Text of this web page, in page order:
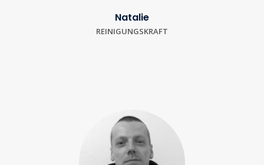
Natalie
REINIGUNGSKRAFT